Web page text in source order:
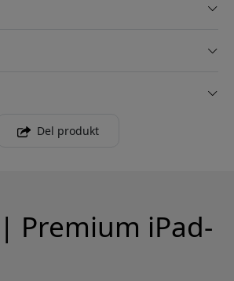
Del produkt
Premium iPad-